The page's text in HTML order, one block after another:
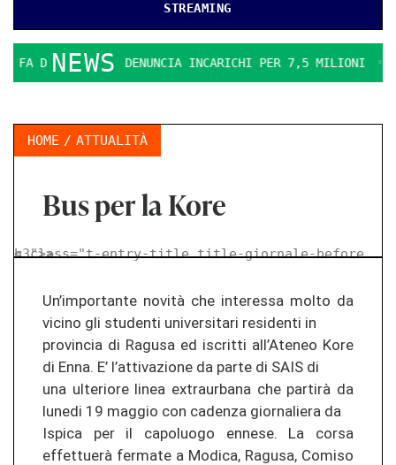
STREAMING
NEWS
DURO. IL PD DENUNCIA INCARICHI PER 7,5 MILIONI LA
HOME ATTUALITÀ
Bus per la Kore
< class="t-entry-title title-giornale-before h3">>
Un’importante novità che interessa molto da
vicino gli studenti universitari residenti in
provincia di Ragusa ed iscritti all’Ateneo Kore
di Enna. E’ l’attivazione da parte di SAIS di
una ulteriore linea extraurbana che partirà da
lunedi 19 maggio con cadenza giornaliera da
Ispica per il capoluogo ennese. La corsa
effettuerà fermate a Modica, Ragusa, Comiso